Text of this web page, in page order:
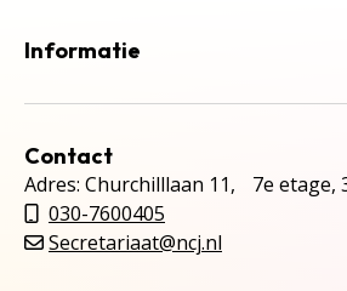
Informatie
Contact
Adres: Churchilllaan 11, 7e etage,
030-7600405
Secretariaat@ncj.nl